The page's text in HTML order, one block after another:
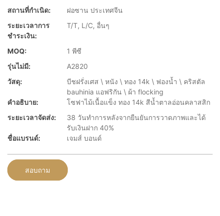
สถานที่กำเนิด:
ฝอซาน ประเทศจีน
ระยะเวลาการ
ชำระเงิน:
T/T, L/C, อื่นๆ
MOQ:
1 พีซี
รุ่นไม่มี:
A2820
วัสดุ:
บีชฝรั่งเศส \ หนัง \ ทอง 14k \ ฟองน้ำ \ คริสตัล
bauhinia แอฟริกัน \ ผ้า flocking
คำอธิบาย:
โซฟาไม้เนื้อแข็ง ทอง 14k สีน้ำตาลอ่อนคลาสสิก
ระยะเวลาจัดส่ง:
38 วันทำการหลังจากยืนยันการวาดภาพและได้
รับเงินฝาก 40%
ชื่อแบรนด์:
เจมส์ บอนด์
สอบถาม